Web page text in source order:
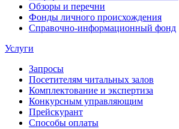
Обзоры и перечни
Фонды личного происхождения
Справочно-информационный фонд
Услуги
Запросы
Посетителям читальных залов
Комплектование и экспертиза
Конкурсным управляющим
Прейскурант
Способы оплаты